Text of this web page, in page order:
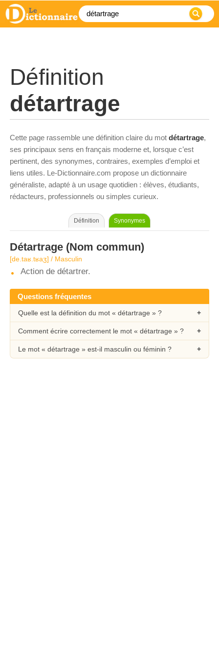
Définition
détartrage
Cette page rassemble une définition claire du mot détartrage,
ses principaux sens en français moderne et, lorsque c’est
pertinent, des synonymes, contraires, exemples d’emploi et
liens utiles. Le-Dictionnaire.com propose un dictionnaire
généraliste, adapté à un usage quotidien : élèves, étudiants,
rédacteurs, professionnels ou simples curieux.
Définition Synonymes
Détartrage (Nom commun)
[de.taʁ.tʁaʒ] / Masculin
Action de détartrer.
Questions fréquentes
Quelle est la définition du mot « détartrage » ?
Comment écrire correctement le mot « détartrage » ?
Le mot « détartrage » est-il masculin ou féminin ?